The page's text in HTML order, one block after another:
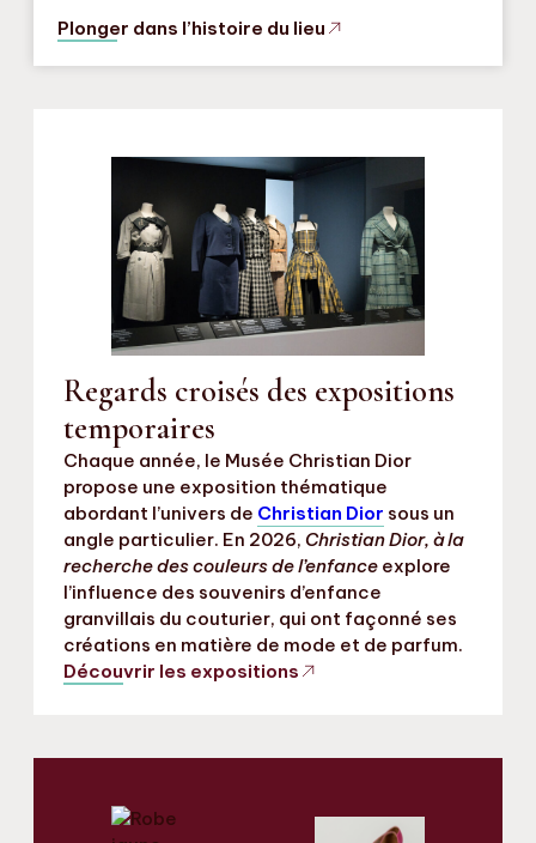
Plonger dans l’histoire du lieu
Regards croisés des expositions
temporaires
Chaque année, le Musée Christian Dior
propose une exposition thématique
abordant l’univers de Christian Dior sous un
angle particulier. En 2026, Christian Dior, à la
recherche des couleurs de l’enfance explore
l’influence des souvenirs d’enfance
granvillais du couturier, qui ont façonné ses
créations en matière de mode et de parfum.
Découvrir les expositions